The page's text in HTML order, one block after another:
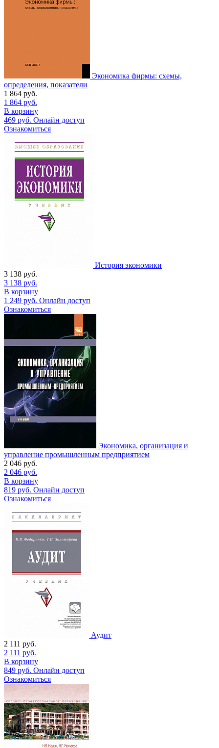
Экономика фирмы: схемы,
определения, показатели
1 864 руб.
1 864 руб.
В корзину
469 руб. Онлайн доступ
Ознакомиться
История экономики
3 138 руб.
3 138 руб.
В корзину
1 249 руб. Онлайн доступ
Ознакомиться
Экономика, организация и
управление промышленным предприятием
2 046 руб.
2 046 руб.
В корзину
819 руб. Онлайн доступ
Ознакомиться
Аудит
2 111 руб.
2 111 руб.
В корзину
849 руб. Онлайн доступ
Ознакомиться